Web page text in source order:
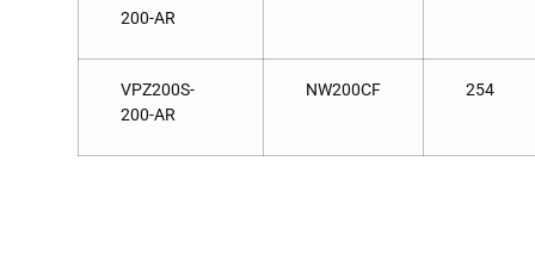
200-AR
VPZ200S-
200-AR
NW200CF 254